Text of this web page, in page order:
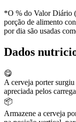
*O % do Valor Diário
porção de alimento
por dia são usadas
Dados
😋
A cerveja porter
apreciada pelos
📦
Armazene a cerveja